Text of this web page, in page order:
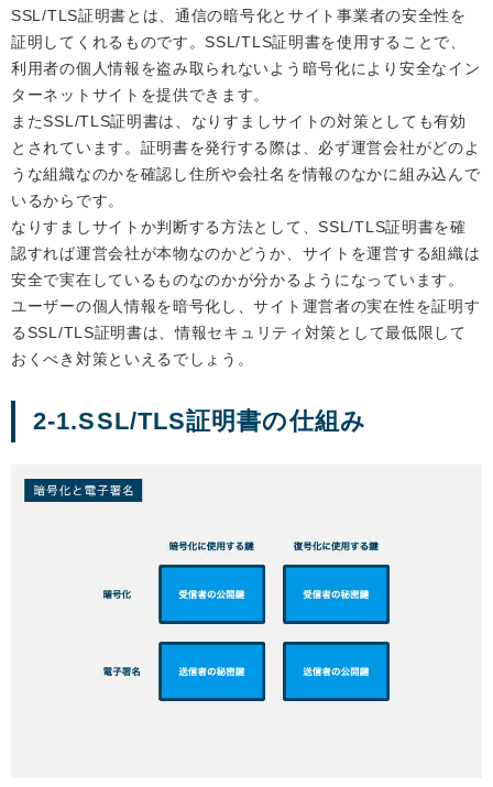
SSL/TLS証明書とは、通信の暗号化とサイト事業者の安全性を
証明してくれるものです。SSL/TLS証明書を使用することで、
利用者の個人情報を盗み取られないよう暗号化により安全なイン
ターネットサイトを提供できます。
またSSL/TLS証明書は、なりすましサイトの対策としても有効
とされています。証明書を発行する際は、必ず運営会社がどのよ
うな組織なのかを確認し住所や会社名を情報のなかに組み込んで
いるからです。
なりすましサイトか判断する方法として、SSL/TLS証明書を確
認すれば運営会社が本物なのかどうか、サイトを運営する組織は
安全で実在しているものなのかが分かるようになっています。
ユーザーの個人情報を暗号化し、サイト運営者の実在性を証明す
るSSL/TLS証明書は、情報セキュリティ対策として最低限して
おくべき対策といえるでしょう。
2-1.SSL/TLS証明書の仕組み